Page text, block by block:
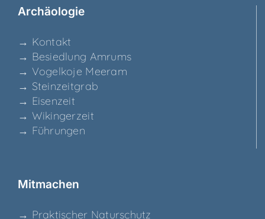
Archäo­lo­gie
→ Kon­takt
→ Besied­lung Amrums
→ Vogel­ko­je Meeram
→ Stein­zeit­grab
→ Eisen­zeit
→ Wikin­ger­zeit
→ Füh­run­gen
Mit­ma­chen
→ Prak­ti­scher Naturschutz